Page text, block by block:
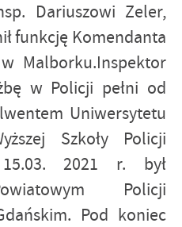
Dariuszowi Zeler,
funkcję Komendanta
Malborku.Inspektor
w Policji pełni od
Uniwersytetu
Szkoły Policji
2021 r. był
Policji
Pod koniec